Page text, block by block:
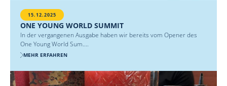
15.12.2025
ONE YOUNG WORLD SUMMIT
In der vergangenen Ausgabe haben wir bereits vom Opener des
One Young World Sum....
MEHR ERFAHREN